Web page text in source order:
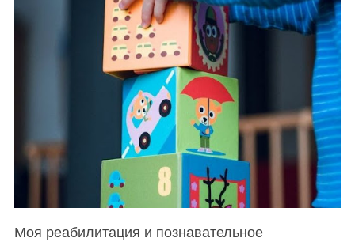
Моя реабилитация и познавательное